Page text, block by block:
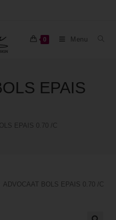
0 Menu
EPAIS
EPAIS 0.70 /C
ADVOCAAT BOLS EPAIS 0.70 /C